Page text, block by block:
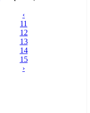
‹
11
12
13
14
15
›